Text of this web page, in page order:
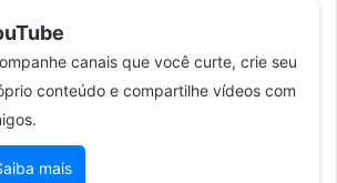
canais que você curte, crie seu
conteúdo e compartilhe vídeos com
mais